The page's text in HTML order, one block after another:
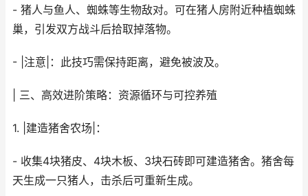
- 猪人与鱼人、蜘蛛等生物敌对。可在猪人房附近种植蜘蛛
巢，引发双方战斗后拾取掉落物。
- |注意|：此技巧需保持距离，避免被波及。
| 三、高效进阶策略：资源循环与可控养殖
1. |建造猪舍农场|：
- 收集4块猪皮、4块木板、3块石砖即可建造猪舍。猪舍每
天生成一只猪人，击杀后可重新生成。